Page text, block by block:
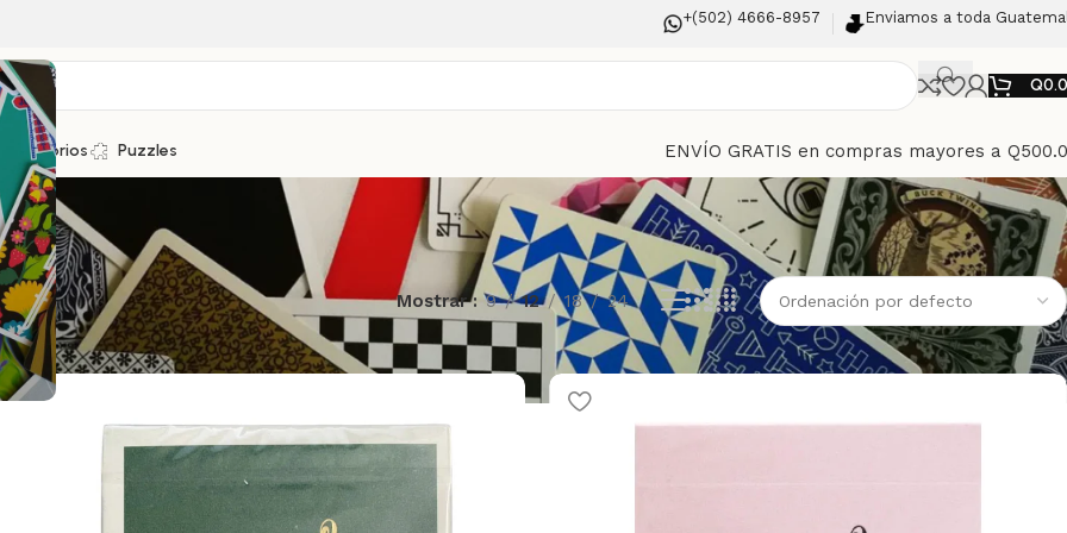
+(502) 4666-8957 Enviamos a toda
Q
Accesorios Puzzles ENVÍO GRATIS en compras mayores a
Mostrar 9 12 18 24